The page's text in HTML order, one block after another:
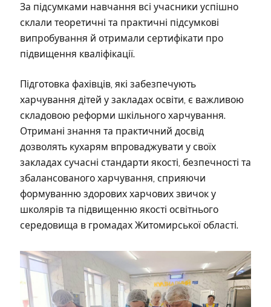
За підсумками навчання всі учасники успішно
склали теоретичні та практичні підсумкові
випробування й отримали сертифікати про
підвищення кваліфікації.
Підготовка фахівців, які забезпечують
харчування дітей у закладах освіти, є важливою
складовою реформи шкільного харчування.
Отримані знання та практичний досвід
дозволять кухарям впроваджувати у своїх
закладах сучасні стандарти якості, безпечності та
збалансованого харчування, сприяючи
формуванню здорових харчових звичок у
школярів та підвищенню якості освітнього
середовища в громадах Житомирської області.